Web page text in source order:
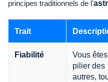
principes traditionnels de l'
Trait
Fiabilité
Vous
pilier des
autres,